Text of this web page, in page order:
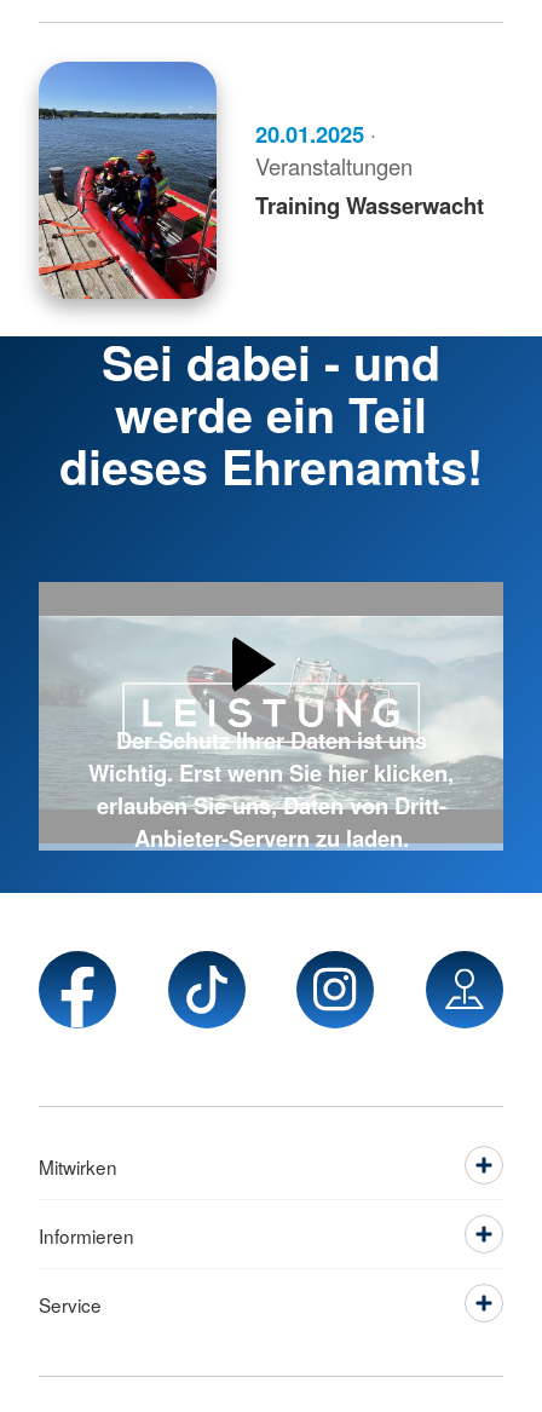
20.01.2025 ·
Veranstaltungen
Training Wasserwacht
Sei dabei - und
werde ein Teil
dieses Ehrenamts!
Der Schutz Ihrer Daten ist uns
Wichtig. Erst wenn Sie hier klicken,
erlauben Sie uns, Daten von Dritt-
Anbieter-Servern zu laden.
Mitwirken
Informieren
Service